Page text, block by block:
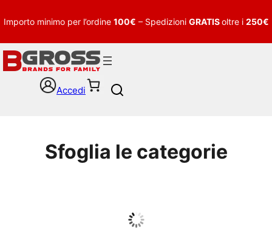
Importo minimo per l’ordine 100€ – Spedizioni GRATISoltre i 250€
Accedi
h
Sfoglia le categorie
Guarda tutto